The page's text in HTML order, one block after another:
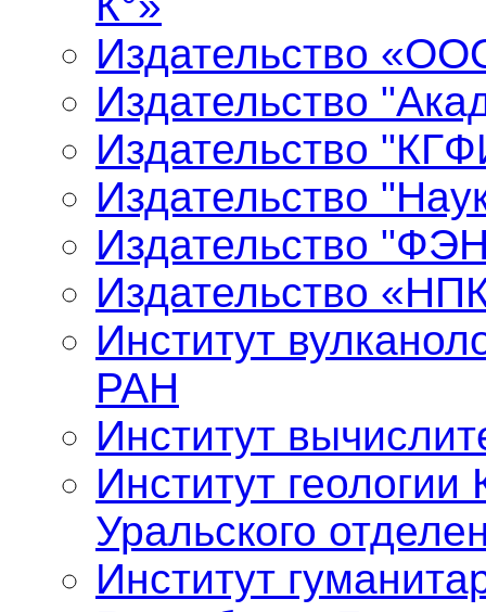
Издательство
Издательство
Издательство
Издательство
Издательство
Издательство
Институт
РАН
Институт
Институт
Уральского
Институт